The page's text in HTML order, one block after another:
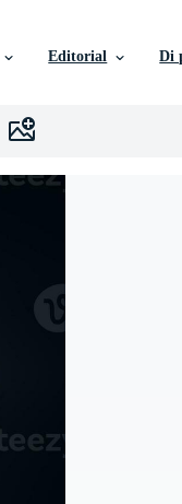
Editorial Di